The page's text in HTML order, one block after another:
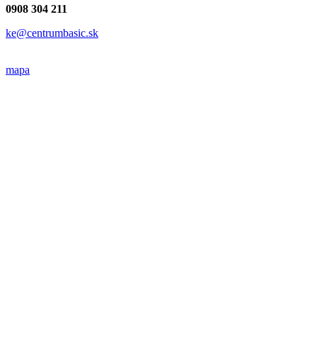
0908 304 211
ke@centrumbasic.sk
mapa